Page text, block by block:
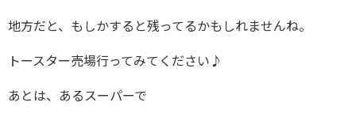
地方だと、もしかすると残ってるかもしれませんね。
トースター売場行ってみてください♪
あとは、あるスーパーで